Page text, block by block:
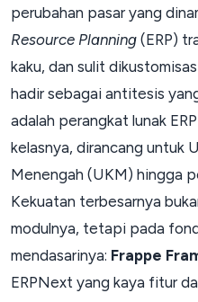
perubahan pasar yang
Resource Planning (ERP)
kaku, dan sulit
hadir sebagai antitesis
adalah perangkat lunak ERP
kelasnya, dirancang untuk
Menengah (UKM) hingga
Kekuatan terbesarnya
modulnya, tetapi pada
mendasarinya: Frappe
ERPNext yang kaya fitur